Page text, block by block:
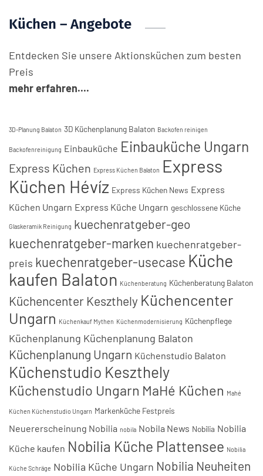
Küchen – Angebote
Entdecken Sie unsere Aktionsküchen zum besten
Preis
mehr erfahren....
3D-Planung Balaton 3D Küchenplanung Balaton Backofen reinigen
Backofenreinigung Einbauküche Einbauküche Ungarn
Express Küchen Express Küchen Balaton Express
Küchen Hévíz Express Küchen News Express
Küchen Ungarn Express Küche Ungarn geschlossene Küche
Glaskeramik Reinigung kuechenratgeber-geo
kuechenratgeber-marken kuechenratgeber-
preis kuechenratgeber-usecase Küche
kaufen Balaton Küchenberatung Küchenberatung Balaton
Küchencenter Keszthely Küchencenter
Ungarn Küchenkauf Mythen Küchenmodernisierung Küchenpflege
Küchenplanung Küchenplanung Balaton
Küchenplanung Ungarn Küchenstudio Balaton
Küchenstudio Keszthely
Küchenstudio Ungarn MaHé Küchen Mahé
Küchen Küchenstudio Ungarn Markenküche Festpreis
Neuererscheinung Nobilia nobila Nobila News Nobilia Nobilia
Küche kaufen Nobilia Küche Plattensee Nobilia
Küche Schräge Nobilia Küche Ungarn Nobilia Neuheiten